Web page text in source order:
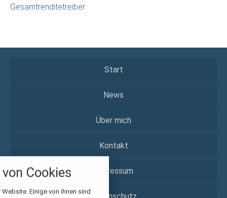
Gesamtrenditetreiber
Start
News
Über mich
Kontakt
Impressum
Cookies
Einige von ihnen sind
alle verwendeten Cookies und
folgende Kategorien zu
zu blockieren.